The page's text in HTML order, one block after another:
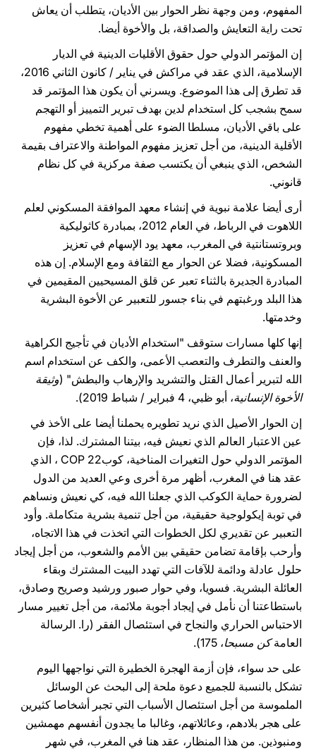
المفهوم، ومن وجهة نظر الحوار بين الأديان، يتطلب أن يعاش
تحت راية التعايش والصداقة، بل والأخوة أيضا.
إن المؤتمر الدولي حول حقوق الأقليات الدينية في الديار
الإسلامية، الذي عقد في مراكش في يناير / كانون الثاني 2016،
قد تطرق إلى هذا الموضوع. ويسرني أن يكون هذا المؤتمر قد
سمح بشجب كل استخدام لدين بهدف تبرير التمييز أو التهجم
على باقي الأديان، مسلطا الضوء على أهمية تخطي مفهوم
الأقلية الدينية، من أجل تعزيز مفهوم المواطنة والاعتراف بقيمة
الشخص، الذي ينبغي أن يكتسب صفة مركزية في كل نظام
قانوني.
أرى أيضا علامة نبوية في إنشاء معهد الموافقة المسكوني لعلم
اللاهوت في الرباط، في العام 2012، بمبادرة كاثوليكية
وبروتستانتية في المغرب، معهد يود الإسهام في تعزيز
المسكونية، فضلا عن الحوار مع الثقافة ومع الإسلام. إن هذه
المبادرة الجديرة بالثناء تعبر عن قلق المسيحيين المقيمين في
هذا البلد ورغبتهم في بناء جسور للتعبير عن الأخوة البشرية
وخدمتها.
إنها كلها مسارات ستوقف "استخدام الأديان في تأجيج الكراهية
والعنف والتطرف والتعصب الأعمى، والكف عن استخدام اسم
الله لتبرير أعمال القتل والتشريد والإرهاب والبطش" (وثيقة
الأخوة الإنسانية، أبو ظبي، 4 فبراير / شباط 2019).
إن الحوار الأصيل الذي نريد تطويره يحملنا أيضا على الأخذ في
عين الاعتبار العالم الذي نعيش فيه، بيتنا المشترك. لذا، فإن
المؤتمر الدولي حول التغيرات المناخية، كوبCOP 22 ، الذي
عقد هنا في المغرب، أظهر مرة أخرى وعي العديد من الدول
لضرورة حماية الكوكب الذي جعلنا الله فيه، كي نعيش ونساهم
في توبة إيكولوجية حقيقية، من أجل تنمية بشرية متكاملة. وأود
التعبير عن تقديري لكل الخطوات التي اتخذت في هذا الاتجاه،
وأرحب بإقامة تضامن حقيقي بين الأمم والشعوب، من أجل إيجاد
حلول عادلة ودائمة للآفات التي تهدد البيت المشترك وبقاء
العائلة البشرية. فسويا، وفي حوار صبور ورشيد وصريح وصادق،
باستطاعتنا أن نأمل في إيجاد أجوبة ملائمة، من أجل تغيير مسار
الاحتباس الحراري والنجاح في استئصال الفقر (را. الرسالة
العامةكن مسبحا، 175).
على حد سواء، فإن أزمة الهجرة الخطيرة التي نواجهها اليوم
تشكل بالنسبة للجميع دعوة ملحة إلى البحث عن الوسائل
الملموسة من أجل استئصال الأسباب التي تجبر أشخاصا كثيرين
على هجر بلادهم، وعائلاتهم، وغالبا ما يجدون أنفسهم مهمشين
ومنبوذين. من هذا المنظار، عقد هنا في المغرب، في شهر